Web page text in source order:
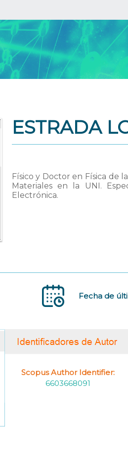
ESTRADA
Físico y Doctor en Física de
Materiales en la UNI.
Electrónica.
Fecha de
Scopus Author Identifier:
6603668091